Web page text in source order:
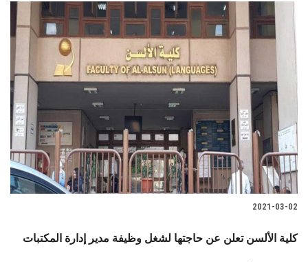
2021-03-02
كلية الألسن تعلن عن حاجتها لشغل وظيفة مدير إدارة المكتبات